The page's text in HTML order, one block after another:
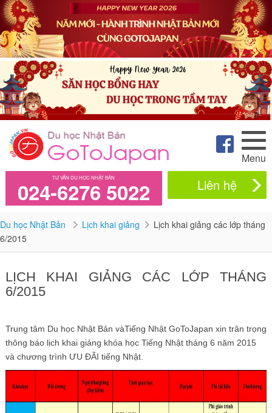
Menu
TƯ VẤN DU HỌC NHẬT BẢN
024-6276 5022 Liên hệ
Du học Nhật Bản Lịch khai giảng
Lịch khai giảng các lớp tháng
6/2015
LỊCH KHAI GIẢNG CÁC LỚP THÁNG
6/2015
Trung tâm Du học Nhật Bản vàTiếng Nhật GoToJapan xin trân trọng
thông báo lịch khai giảng khóa học Tiếng Nhật tháng 6 năm 2015
và chương trình ƯU ĐÃI tiếng Nhật.